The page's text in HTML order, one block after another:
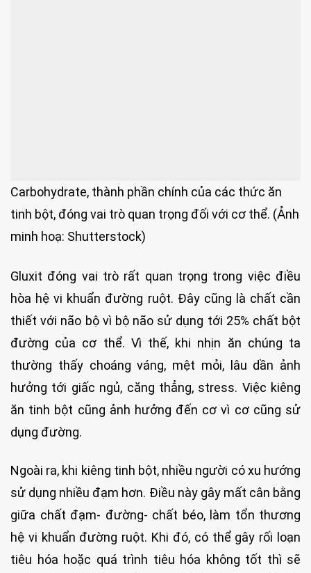
Carbohydrate, thành phần chính của các thức ăn
tinh bột, đóng vai trò quan trọng đối với cơ thể. (Ảnh
minh hoạ: Shutterstock)
Gluxit đóng vai trò rất quan trọng trong việc điều
hòa hệ vi khuẩn đường ruột. Đây cũng là chất cần
thiết với não bộ vì bộ não sử dụng tới 25% chất bột
đường của cơ thể. Vì thế, khi nhịn ăn chúng ta
thường thấy choáng váng, mệt mỏi, lâu dần ảnh
hưởng tới giấc ngủ, căng thẳng, stress. Việc kiêng
ăn tinh bột cũng ảnh hưởng đến cơ vì cơ cũng sử
dụng đường.
Ngoài ra, khi kiêng tinh bột, nhiều người có xu hướng
sử dụng nhiều đạm hơn. Điều này gây mất cân bằng
giữa chất đạm- đường- chất béo, làm tổn thương
hệ vi khuẩn đường ruột. Khi đó, có thể gây rối loạn
tiêu hóa hoặc quá trình tiêu hóa không tốt thì sẽ